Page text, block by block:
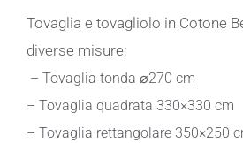
Tovaglia e tovagliolo in Cotone
diverse misure:
– Tovaglia tonda ⌀270 cm
– Tovaglia quadrata 330×330 cm
– Tovaglia rettangolare 350×250